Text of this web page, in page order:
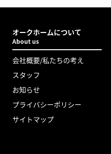
オークホームについて
About us
会社概要/私たちの考え
スタッフ
お知らせ
プライバシーポリシー
サイトマップ